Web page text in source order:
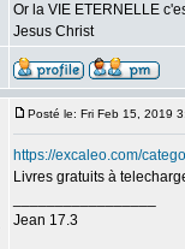
Or la VIE ETERNELLE
Jesus Christ
Posté le: Fri Feb 15, 2019
https://excaleo.com/
Livres gratuits à
Jean 17.3